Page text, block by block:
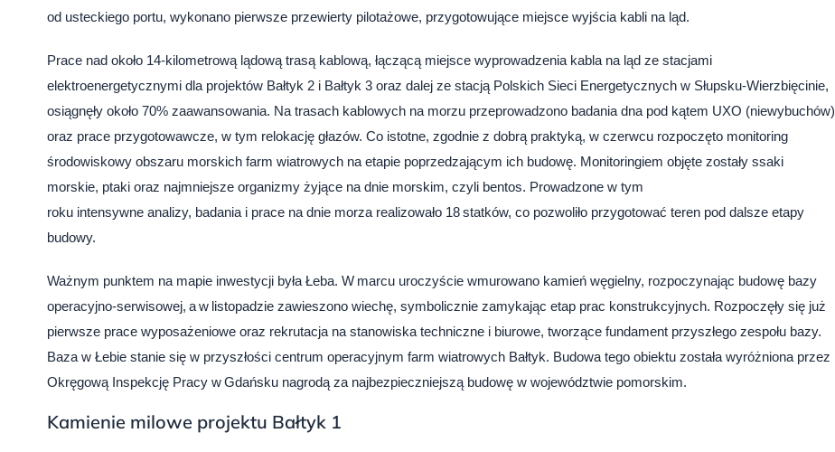
od usteckiego portu, wykonano pierwsze przewierty pilotażowe, przygotowujące miejsce wyjścia kabli na ląd.
Prace nad około 14-kilometrową lądową trasą kablową, łączącą miejsce wyprowadzenia kabla na ląd ze stacjami
elektroenergetycznymi dla projektów Bałtyk 2 i Bałtyk 3 oraz dalej ze stacją Polskich Sieci Energetycznych w Słupsku-Wierzbięcinie,
osiągnęły około 70% zaawansowania. Na trasach kablowych na morzu przeprowadzono badania dna pod kątem UXO (niewybuchów)
oraz prace przygotowawcze, w tym relokację głazów. Co istotne, zgodnie z dobrą praktyką, w czerwcu rozpoczęto monitoring
środowiskowy obszaru morskich farm wiatrowych na etapie poprzedzającym ich budowę. Monitoringiem objęte zostały ssaki
morskie, ptaki oraz najmniejsze organizmy żyjące na dnie morskim, czyli bentos. Prowadzone w tym
roku intensywne analizy, badania i prace na dnie morza realizowało 18 statków, co pozwoliło przygotować teren pod dalsze etapy
budowy.
Ważnym punktem na mapie inwestycji była Łeba. W marcu uroczyście wmurowano kamień węgielny, rozpoczynając budowę bazy
operacyjno-serwisowej, a w listopadzie zawieszono wiechę, symbolicznie zamykając etap prac konstrukcyjnych. Rozpoczęły się już
pierwsze prace wyposażeniowe oraz rekrutacja na stanowiska techniczne i biurowe, tworzące fundament przyszłego zespołu bazy.
Baza w Łebie stanie się w przyszłości centrum operacyjnym farm wiatrowych Bałtyk. Budowa tego obiektu została wyróżniona przez
Okręgową Inspekcję Pracy w Gdańsku nagrodą za najbezpieczniejszą budowę w województwie pomorskim.
Kamienie milowe projektu Bałtyk 1